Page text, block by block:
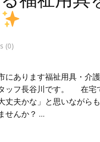
(0)
にあります福祉用具・介
ッフ長谷川です。 在宅
丈夫かな」と思いながら
せんか？ …